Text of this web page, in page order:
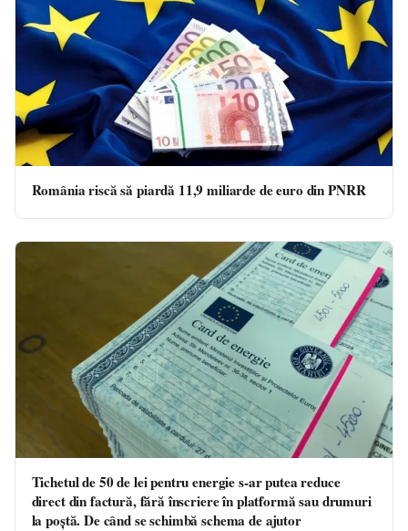
România riscă să piardă 11,9 miliarde de euro din PNRR
Tichetul de 50 de lei pentru energie s-ar putea reduce
direct din factură, fără înscriere în platformă sau drumuri
la poștă. De când se schimbă schema de ajutor